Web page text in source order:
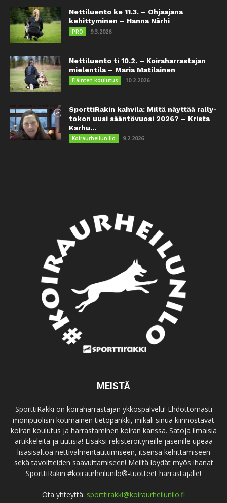
Nettiluento ke 11.3. – Ohjaajana
kehittyminen – Hanna Närhi
PRO 9.3.2026
Nettiluento ti 10.2. – Koiraharrastajan
mielentila – Maria Matilainen
Eläinten koulutus 10.2.2026
SporttiRakin kahvila: Miltä näyttää rally-
tokon uusi sääntövuosi 2026? – Krista
Karhu...
Koiraurheilun ilo 9.2.2026
MEISTÄ
SporttiRakki on koiraharrastajan ykköspalvelu! Ehdottomasti
monipuolisin kotimainen tietopankki, mikäli sinua kiinnostavat
koiran koulutus ja harrastaminen koiran kanssa. Satoja ilmaisia
artikkeleita ja uutisia! Lisäksi rekisteröityneille jäsenille upeaa
lisäsisältöä nettivalmentautumiseen, itsensä kehittämiseen
sekä tavoitteiden saavuttamiseen! Meiltä löydät myös ihanat
SporttiRakin #koiraurheilunilo®-tuotteet harrastajalle!
Ota yhteyttä: sporttirakki@koiraurheilunilo.fi